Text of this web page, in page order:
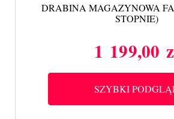
DRABINA MAGAZYNOWA
STOPNIE)
Cena
1 199,00
SZYBKI